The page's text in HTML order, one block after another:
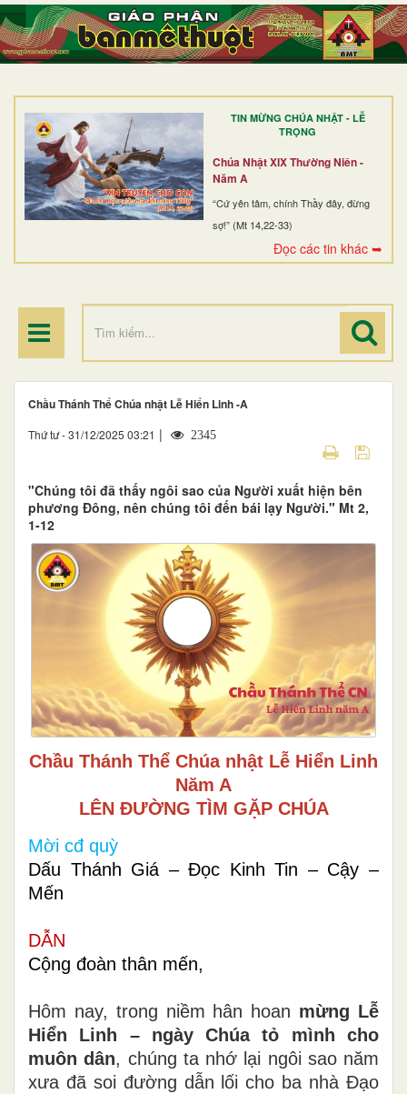
TIN MỪNG CHÚA NHẬT - LỄ
TRỌNG
Chúa Nhật XIX Thường Niên -
Năm A
“Cứ yên tâm, chính Thầy đây, đừng
sợ!” (Mt 14,22-33)
Đọc các tin khác ➥
TRANG NHẤT
GIỚI THIỆU
DÒNG TU
BAN MỤC VỤ
ĐOÀN THỂ CG
ĐIỂM HÀNH HƯƠNG
Chầu Thánh Thể Chúa nhật Lễ Hiển Linh -A
Thứ tư - 31/12/2025 03:21 | 2345
"Chúng tôi đã thấy ngôi sao của Người xuất hiện bên
phương Đông, nên chúng tôi đến bái lạy Người." Mt 2,
1-12
Chầu Thánh Thể Chúa nhật Lễ Hiển Linh
Năm A
LÊN ĐƯỜNG TÌM GẶP CHÚA
Mời cđ quỳ
Dấu Thánh Giá – Đọc Kinh Tin – Cậy –
Mến
DẪN
Cộng đoàn thân mến,
Hôm nay, trong niềm hân hoan mừng Lễ
Hiển Linh – ngày Chúa tỏ mình cho
muôn dân, chúng ta nhớ lại ngôi sao năm
xưa đã soi đường dẫn lối cho ba nhà Đạo